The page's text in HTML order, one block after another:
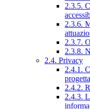
2.3.5.
2.3.6.
2.3.7.
2.3.8.
2.4. Privacy
2.4.1.
2.4.2.
2.4.3.